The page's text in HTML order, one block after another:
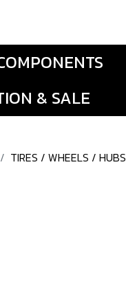
& SALE
TIRES / WHEELS / HUBS